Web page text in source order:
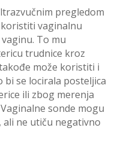
pregledom
vaginalnu
To mu
trudnice kroz
može koristiti i
se locirala posteljica
ili zbog merenja
sonde mogu
ali ne utiču negativno